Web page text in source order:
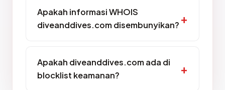
Apakah informasi WHOIS
diveanddives.com disembunyikan?
Apakah diveanddives.com ada di
blocklist keamanan?